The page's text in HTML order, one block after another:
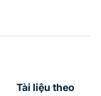
Tài liệu theo